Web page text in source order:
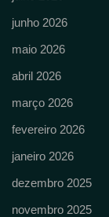
junho 2026
maio 2026
abril 2026
março 2026
fevereiro 2026
janeiro 2026
dezembro 2025
novembro 2025